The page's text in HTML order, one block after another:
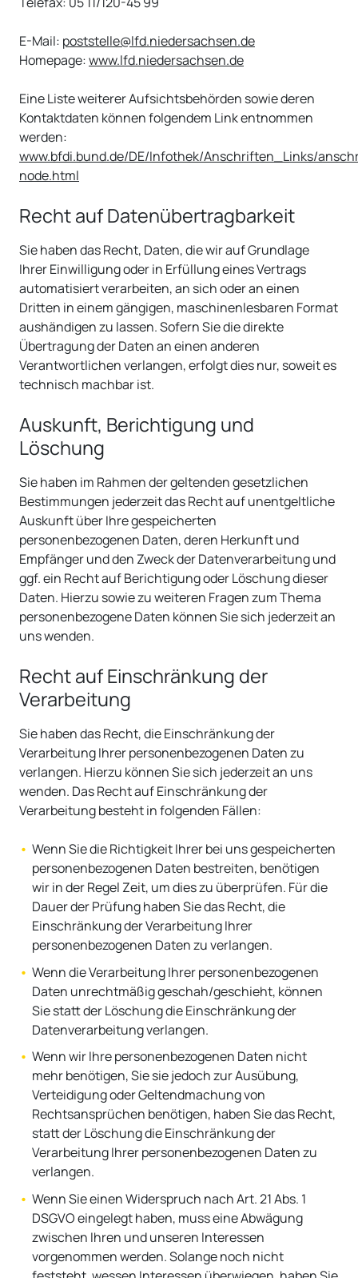
E-Mail: poststelle@lfd.niedersachsen.de
Homepage:www.lfd.niedersachsen.de
Eine Liste weiterer Aufsichtsbehörden sowie deren
Kontaktdaten können folgendem Link entnommen
werden:
www.bfdi.bund.de/DE/Infothek/Anschriften_Links/
node.html
Recht auf Daten­übertrag­barkeit
Sie haben das Recht, Daten, die wir auf Grundlage
Ihrer Einwilligung oder in Erfüllung eines Vertrags
automatisiert verarbeiten, an sich oder an einen
Dritten in einem gängigen, maschinenlesbaren Format
aushändigen zu lassen. Sofern Sie die direkte
Übertragung der Daten an einen anderen
Verantwortlichen verlangen, erfolgt dies nur, soweit es
technisch machbar ist.
Auskunft, Berichtigung und
Löschung
Sie haben im Rahmen der geltenden gesetzlichen
Bestimmungen jederzeit das Recht auf unentgeltliche
Auskunft über Ihre gespeicherten
personenbezogenen Daten, deren Herkunft und
Empfänger und den Zweck der Datenverarbeitung und
ggf. ein Recht auf Berichtigung oder Löschung dieser
Daten. Hierzu sowie zu weiteren Fragen zum Thema
personenbezogene Daten können Sie sich jederzeit an
uns wenden.
Recht auf Einschränkung der
Verarbeitung
Sie haben das Recht, die Einschränkung der
Verarbeitung Ihrer personenbezogenen Daten zu
verlangen. Hierzu können Sie sich jederzeit an uns
wenden. Das Recht auf Einschränkung der
Verarbeitung besteht in folgenden Fällen:
Wenn Sie die Richtigkeit Ihrer bei uns gespeicherten
personenbezogenen Daten bestreiten, benötigen
wir in der Regel Zeit, um dies zu überprüfen. Für die
Dauer der Prüfung haben Sie das Recht, die
Einschränkung der Verarbeitung Ihrer
personenbezogenen Daten zu verlangen.
Wenn die Verarbeitung Ihrer personenbezogenen
Daten unrechtmäßig geschah/geschieht, können
Sie statt der Löschung die Einschränkung der
Datenverarbeitung verlangen.
Wenn wir Ihre personenbezogenen Daten nicht
mehr benötigen, Sie sie jedoch zur Ausübung,
Verteidigung oder Geltendmachung von
Rechtsansprüchen benötigen, haben Sie das Recht,
statt der Löschung die Einschränkung der
Verarbeitung Ihrer personenbezogenen Daten zu
verlangen.
Wenn Sie einen Widerspruch nach Art. 21 Abs. 1
DSGVO eingelegt haben, muss eine Abwägung
zwischen Ihren und unseren Interessen
vorgenommen werden. Solange noch nicht